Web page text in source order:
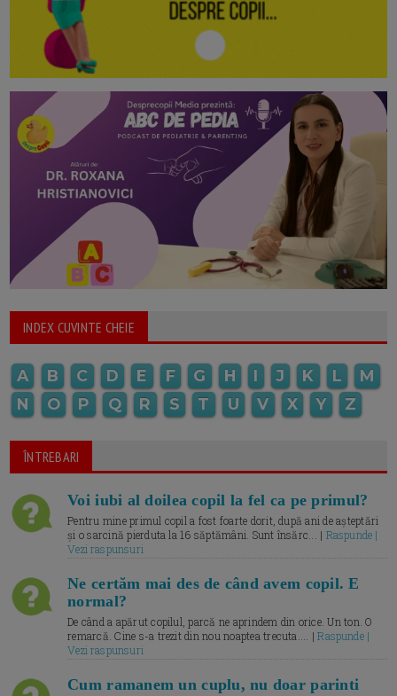
INDEX CUVINTE CHEIE
A B C D E F G H I J K L
M
N
O P Q R S T U V X Y Z
ÎNTREBARI
Voi iubi al doilea copil la fel ca pe primul?
Pentru mine primul copil a fost foarte dorit, după ani de așteptări
și o sarcină pierduta la 16 săptămâni. Sunt însărc... | Raspunde |
Vezi raspunsuri
Ne certăm mai des de când avem copil. E
normal?
De când a apărut copilul, parcă ne aprindem din orice. Un ton. O
remarcă. Cine s-a trezit din nou noaptea trecuta.... |Raspunde |
Vezi raspunsuri
Cum ramanem un cuplu, nu doar parinti